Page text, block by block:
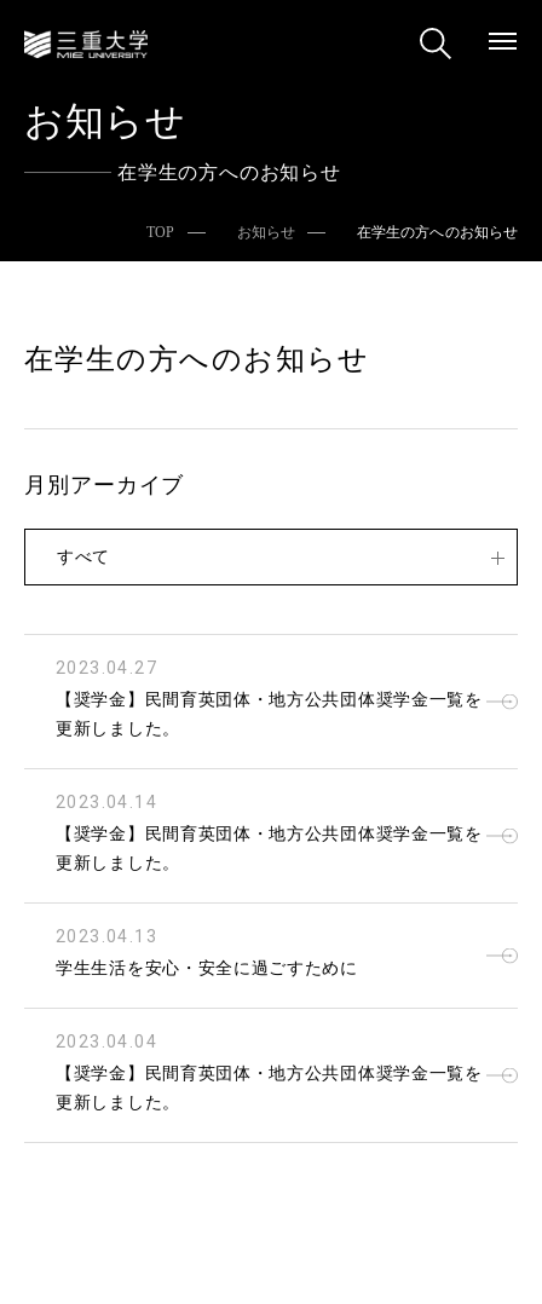
お知らせ
在学生の方へのお知らせ
TOP お知らせ 在学生の方へのお知らせ
2023.04.27
【奨学金】民間育英団体・地方公共団体奨学金一覧を
更新しました。
2023.04.14
【奨学金】民間育英団体・地方公共団体奨学金一覧を
更新しました。
2023.04.13
学生生活を安心・安全に過ごすために
2023.04.04
【奨学金】民間育英団体・地方公共団体奨学金一覧を
更新しました。
在学生の方へのお知らせ
月別アーカイブ
すべて